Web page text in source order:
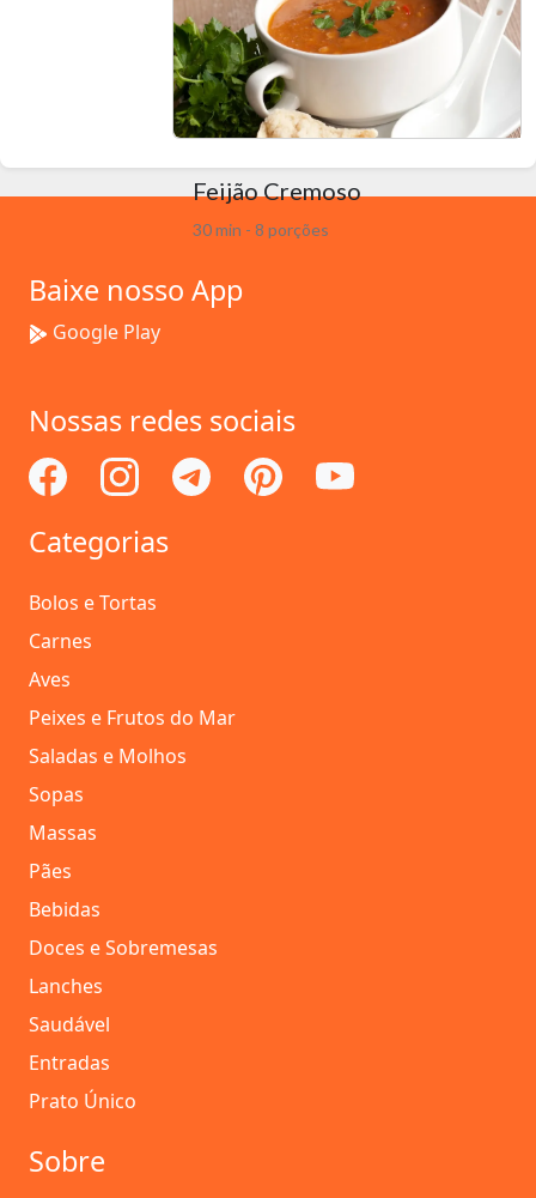
Baião de Dois
60 min - 9 porções
Feijão Cremoso
30 min - 8 porções
Baixe nosso App
Google Play
Nossas redes sociais
Categorias
Bolos e Tortas
Carnes
Aves
Peixes e Frutos do Mar
Saladas e Molhos
Sopas
Massas
Pães
Bebidas
Doces e Sobremesas
Lanches
Saudável
Entradas
Prato Único
Sobre